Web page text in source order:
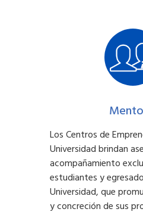
Los Centros de
Universidad brindan
acompañamiento
estudiantes y
Universidad, que
y concreción de sus